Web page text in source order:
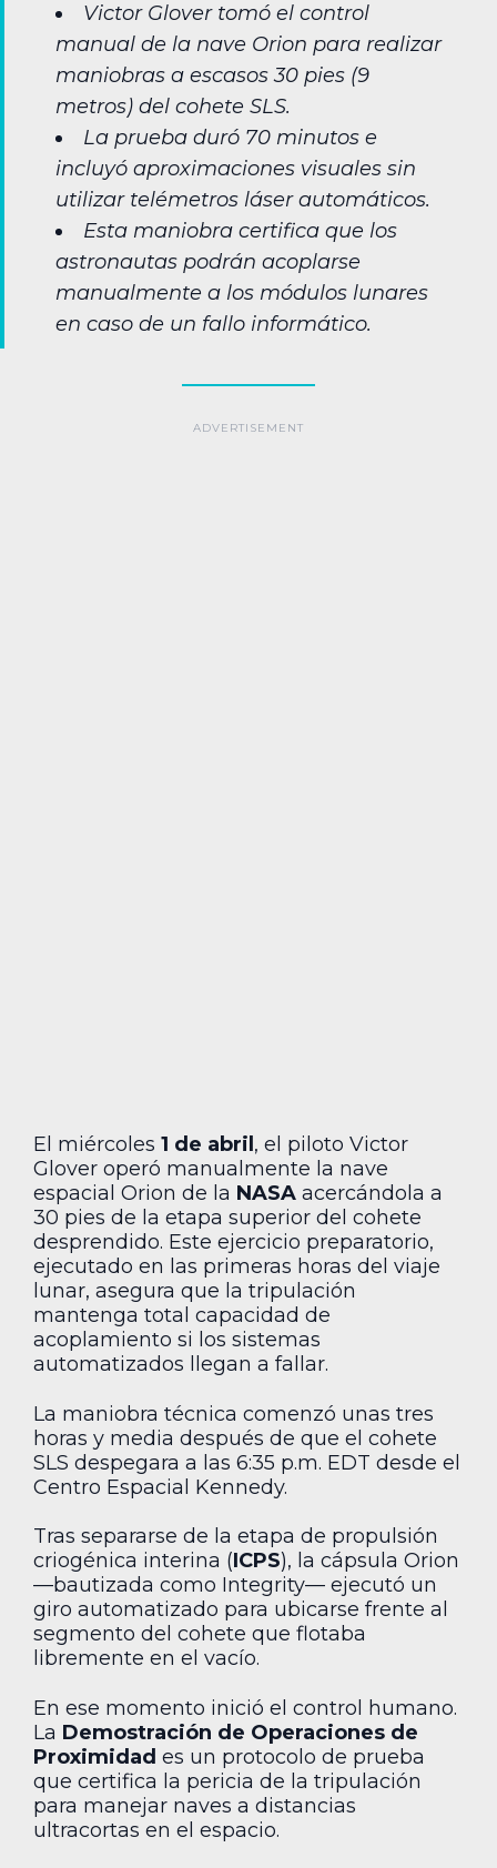
Victor Glover tomó el control
manual de la nave Orion para realizar
maniobras a escasos 30 pies (9
metros) del cohete SLS.
La prueba duró 70 minutos e
incluyó aproximaciones visuales sin
utilizar telémetros láser automáticos.
Esta maniobra certifica que los
astronautas podrán acoplarse
manualmente a los módulos lunares
en caso de un fallo informático.
El miércoles 1 de abril , el piloto Victor
Glover operó manualmente la nave
espacial Orion de la NASA acercándola a
30 pies de la etapa superior del cohete
desprendido. Este ejercicio preparatorio,
ejecutado en las primeras horas del viaje
lunar, asegura que la tripulación
mantenga total capacidad de
acoplamiento si los sistemas
automatizados llegan a fallar.
La maniobra técnica comenzó unas tres
horas y media después de que el cohete
SLS despegara a las 6:35 p.m. EDT desde el
Centro Espacial Kennedy.
Tras separarse de la etapa de propulsión
criogénica interina (ICPS), la cápsula Orion
—bautizada como Integrity— ejecutó un
giro automatizado para ubicarse frente al
segmento del cohete que flotaba
libremente en el vacío.
En ese momento inició el control humano.
La Demostración de Operaciones de
Proximidad es un protocolo de prueba
que certifica la pericia de la tripulación
para manejar naves a distancias
ultracortas en el espacio.